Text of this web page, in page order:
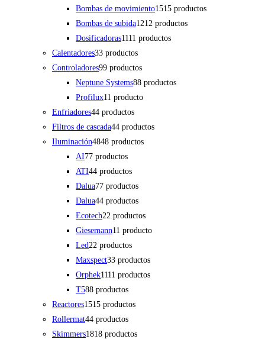
Bombas de movimiento1515 productos
Bombas de subida1212 productos
Dosificadoras1111 productos
Calentadores33 productos
Controladores99 productos
Neptune Systems88 productos
Profilux11 producto
Enfriadores44 productos
Filtros de cascada44 productos
Iluminación4848 productos
AI77 productos
ATI44 productos
Dalua77 productos
Dalua44 productos
Ecotech22 productos
Giesemann11 producto
Led22 productos
Maxspect33 productos
Orphek1111 productos
T588 productos
Reactores1515 productos
Rollermat44 productos
Skimmers1818 productos